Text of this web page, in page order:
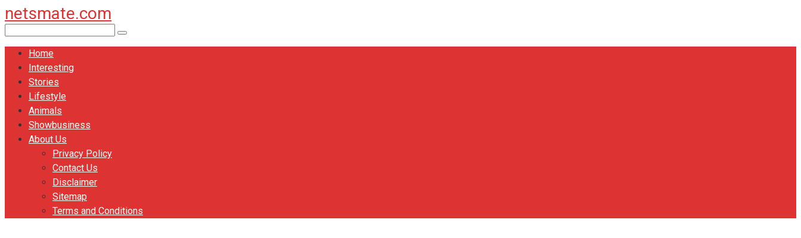
Перейти
к
контенту
netsmate.com
Home
Interesting
Stories
Lifestyle
Animals
Showbusiness
About Us
Privacy Policy
Contact Us
Disclaimer
Sitemap
Terms and Conditions